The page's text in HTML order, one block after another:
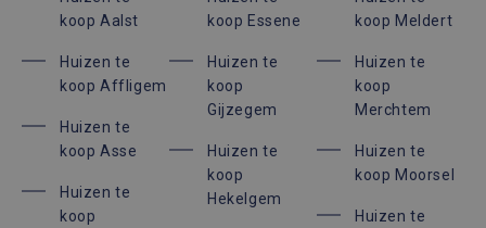
koop Aalst
Huizen te
koop Affligem
Huizen te
koop Asse
Huizen te
koop
koop Essene
Huizen te
koop
Gijzegem
Huizen te
koop
Hekelgem
koop Meldert
Huizen te
koop
Merchtem
Huizen te
koop Moorsel
Huizen te